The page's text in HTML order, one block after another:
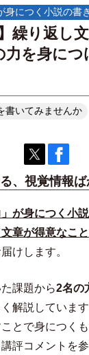
身につく小説の書
繰り返し
力を身につ
書いてみませんか
、視覚情報
」が身につく小
章が得意なこと
けします。
課題から2名の
解説していま
とで身につく
評コメントを